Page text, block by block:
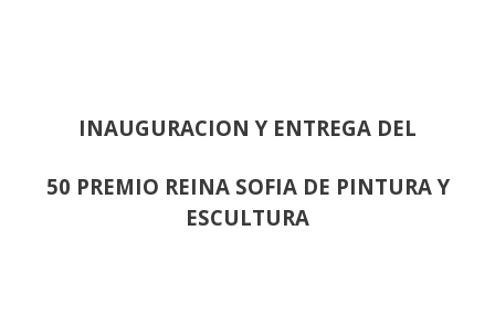
INAUGURACION Y ENTREGA DEL
50 PREMIO REINA SOFIA DE PINTURA Y
ESCULTURA